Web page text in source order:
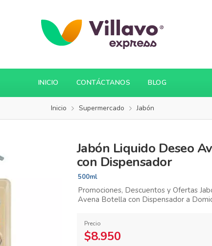
INICIO CONTÁCTANOS BLOG
Inicio Supermercado Jabón
Jabón Liquido Deseo
con Dispensador
500ml
Promociones, Descuentos y Ofertas
Avena Botella con Dispensador a
Precio
$8.950